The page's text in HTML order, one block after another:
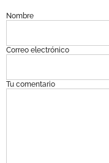
Nombre
Correo electrónico
Tu comentario